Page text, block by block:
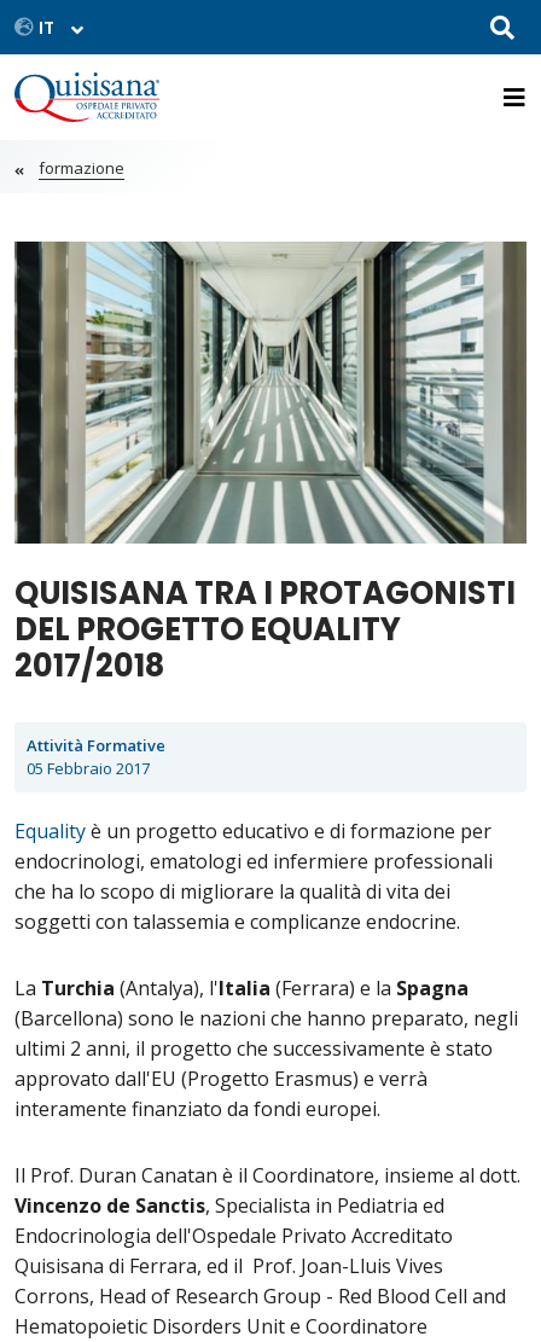
formazione
QUISISANA TRA I PROTAGONISTI
DEL PROGETTO EQUALITY
2017/2018
Attività Formative
05 Febbraio 2017
Equalityè un progetto educativo e di formazione per
endocrinologi, ematologi ed infermiere professionali
che ha lo scopo di migliorare la qualità di vita dei
soggetti con talassemia e complicanze endocrine.
La Turchia (Antalya), l'Italia (Ferrara) e la Spagna
(Barcellona) sono le nazioni che hanno preparato, negli
ultimi 2 anni, il progetto che successivamente è stato
approvato dall'EU (Progetto Erasmus) e verrà
interamente finanziato da fondi europei.
Il Prof. Duran Canatan è il Coordinatore, insieme al dott.
Vincenzo de Sanctis, Specialista in Pediatria ed
Endocrinologia dell'Ospedale Privato Accreditato
Quisisana di Ferrara, ed il Prof. Joan-Lluis Vives
Corrons, Head of Research Group - Red Blood Cell and
Hematopoietic Disorders Unit e Coordinatore